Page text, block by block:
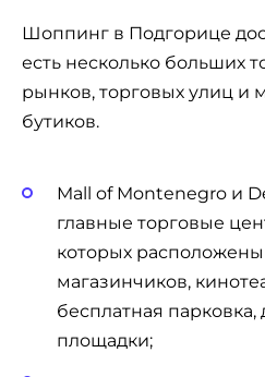
Шоппинг в Подгорице
есть несколько больших
рынков, торговых улиц и
бутиков.
Mall of Montenegro и
главные торговые
которых
магазинчиков,
бесплатная
площадки;